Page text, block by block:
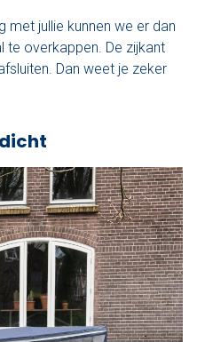
met jullie kunnen we er dan
te overkappen. De zijkant
Dan weet je zeker